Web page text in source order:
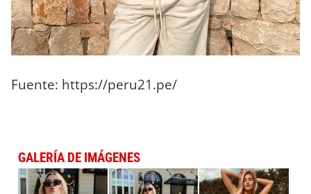
Fuente: https://peru21.pe/
GALERÍA DE IMÁGENES